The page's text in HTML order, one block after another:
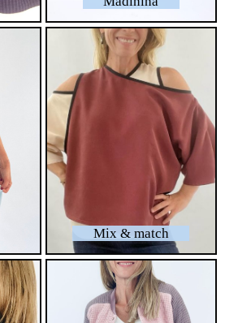
Mix & match